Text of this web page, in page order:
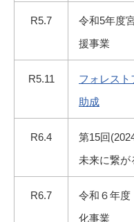
R5.7
令和5年度
援事業
R5.11
フォレスト
助成
R6.4
第15回
未来に繋が
R6.7
令和６年
化事業